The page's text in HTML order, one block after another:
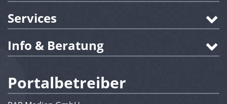
Services
Info & Beratung
Portalbetreiber